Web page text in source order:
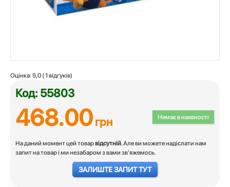
Оцінка: 5,0 (1 відгуків)
Код: 55803
Немає в наявності
468.00грн
На даний момент цей товарвідсутній. Але ви можете надіслати нам
запит на товар і ми незабаром з вами зв'яжемось.
ЗАЛИШТЕ ЗАПИТ ТУТ